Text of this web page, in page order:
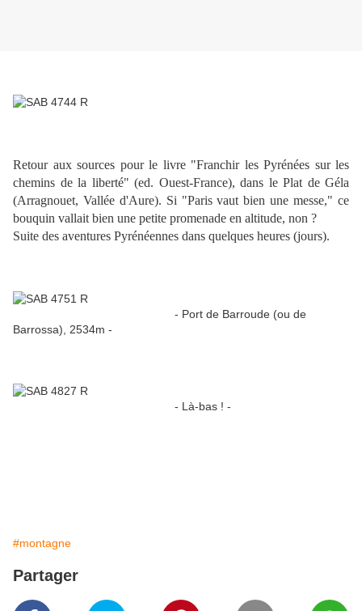
Retour aux sources pour le livre "Franchir les Pyrénées sur les
chemins de la liberté" (ed. Ouest-France), dans le Plat de Géla
(Arragnouet, Vallée d'Aure). Si "Paris vaut bien une messe," ce
bouquin vallait bien une petite promenade en altitude, non ?
Suite des aventures Pyrénéennes dans quelques heures (jours).
- Port de Barroude (ou de
Barrossa), 2534m -
- Là-bas ! -
#montagne
Partager